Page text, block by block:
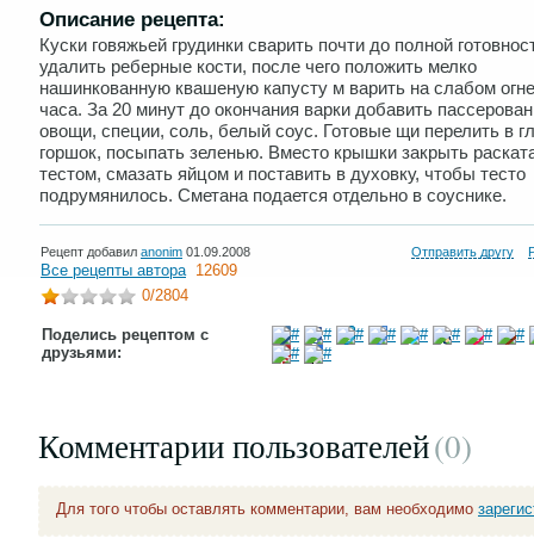
Описание рецепта:
Куски говяжьей грудинки сварить почти до полной
удалить реберные кости, после чего положить мелко
нашинкованную квашеную капусту м варить на слабом
часа. За 20 минут до окончания варки добавить
овощи, специи, соль, белый соус. Готовые щи перелить в
горшок, посыпать зеленью. Вместо крышки закрыть
тестом, смазать яйцом и поставить в духовку, чтобы тесто
подрумянилось. Сметана подается отдельно в соуснике.
Рецепт добавил anonim 01.09.2008 Отправить другу
Все рецепты автора 12609
0/2804
Поделись рецептом с
друзьями:
Комментарии пользователей(0)
Для того чтобы оставлять комментарии, вам необходимо